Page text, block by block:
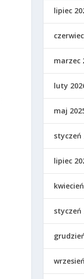
lipiec
marzec
luty
maj
styczeń
lipiec
styczeń